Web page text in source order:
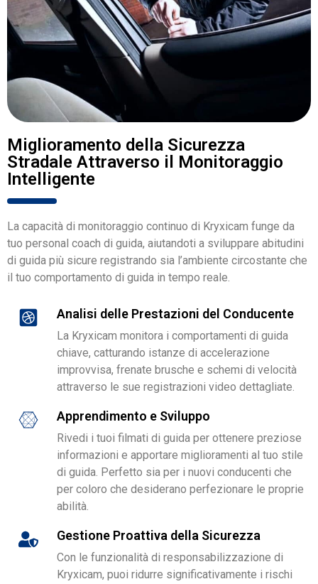
Miglioramento della Sicurezza
Stradale Attraverso il Monitoraggio
Intelligente
La capacità di monitoraggio continuo di Kryxicam funge da
tuo personal coach di guida, aiutandoti a sviluppare abitudini
di guida più sicure registrando sia l’ambiente circostante che
il tuo comportamento di guida in tempo reale.
Analisi delle Prestazioni del Conducente
La Kryxicam monitora i comportamenti di guida
chiave, catturando istanze di accelerazione
improvvisa, frenate brusche e schemi di velocità
attraverso le sue registrazioni video dettagliate.
Apprendimento e Sviluppo
Rivedi i tuoi filmati di guida per ottenere preziose
informazioni e apportare miglioramenti al tuo stile
di guida. Perfetto sia per i nuovi conducenti che
per coloro che desiderano perfezionare le proprie
abilità.
Gestione Proattiva della Sicurezza
Con le funzionalità di responsabilizzazione di
Kryxicam, puoi ridurre significativamente i rischi